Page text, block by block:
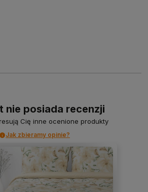
nie posiada recenzji
Cię inne ocenione produkty
Jak zbieramy opinie?